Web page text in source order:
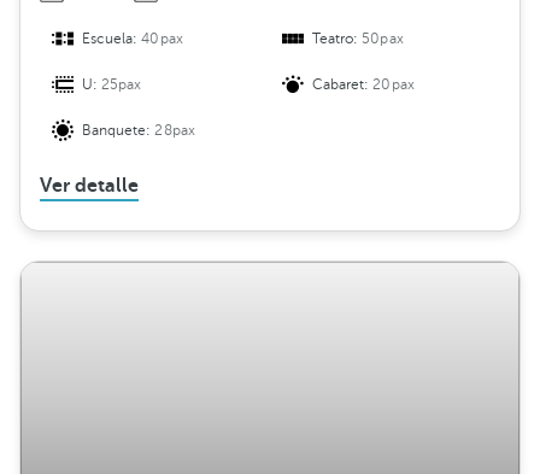
Escuela:40pax Teatro: 50pax
U:25pax Cabaret:20pax
Banquete:28pax
Ver detalle